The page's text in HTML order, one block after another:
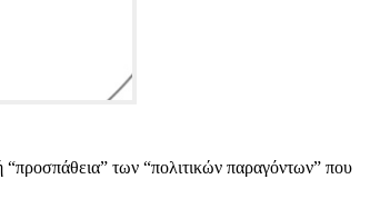
των “πολιτικών παραγόντων” που